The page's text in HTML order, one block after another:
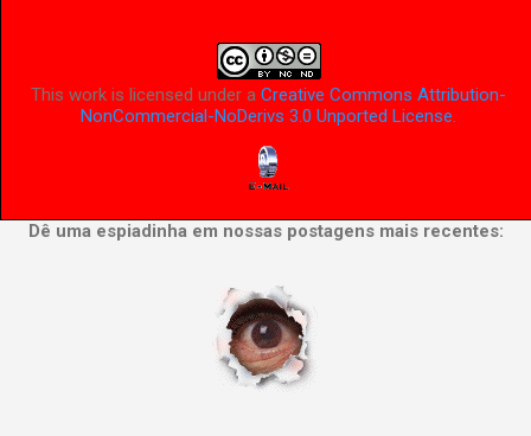
This work is licensed under aCreative Commons Attribution-
NonCommercial-NoDerivs 3.0 Unported License.
Dê uma espiadinha em nossas postagens mais recentes: